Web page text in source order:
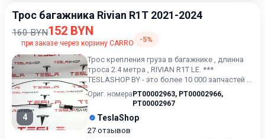
Трос багажника Rivian R1T 2021-2024
160 BYN152 BYN
при заказе через корзину CARRO -5%
4
Трос крепления груза в багажнике , длинна
троса 2.4 метра , RIVIAN R1T LE. ***
TESLASHOP BY - это более 10 000 запчастей и
аксессуаров для T...
Ориг. номера PT00002963, PT00002966,
PT00002967
TeslaShop
27 отзывов